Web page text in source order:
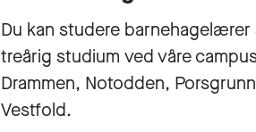
Du kan studere barnehagelærer
treårig studium ved våre
Drammen, Notodden,
Vestfold.